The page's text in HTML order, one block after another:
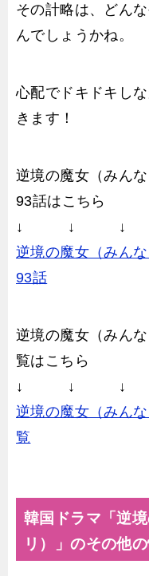
その計略は、どん
んでしょうかね。
心配でドキドキし
きます！
逆境の魔女（みん
93話はこちら
↓ ↓ ↓
逆境の魔女（みん
93話
逆境の魔女（みん
覧はこちら
↓ ↓ ↓
逆境の魔女（みん
覧
韓国ドラマ「逆
リ）」のその他